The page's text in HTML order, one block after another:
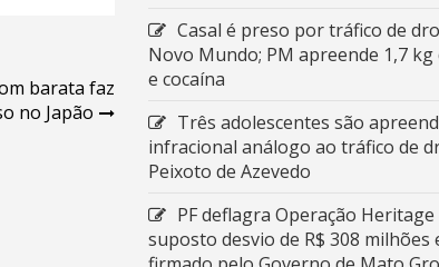
barata faz
no Japão
Casal é preso por tráfico de
Novo Mundo; PM apreende 1,7 kg
e cocaína
Três adolescentes são
infracional análogo ao tráfico de
Peixoto de Azevedo
PF deflagra Operação
suposto desvio de R$ 308 milhões